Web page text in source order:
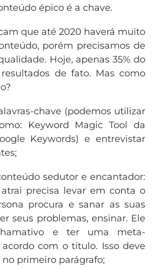
épico é a chave.
que até 2020 haverá muito
porém precisamos de
Hoje, apenas 35% do
de fato. Mas como
chave (podemos utilizar
Keyword Magic Tool da
Keywords) e entrevistar
sedutor e encantador:
precisa levar em conta o
procura e sanar as suas
seus problemas, ensinar. Ele
e ter uma meta-
com o título. Isso deve
primeiro parágrafo;